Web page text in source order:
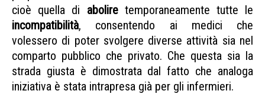
cioè quella di aboliretemporaneamente tutte le
incompatibilità, consentendo ai medici che
volessero di poter svolgere diverse attività sia nel
comparto pubblico che privato. Che questa sia la
strada giusta è dimostrata dal fatto che analoga
iniziativa è stata intrapresa già per gli infermieri.